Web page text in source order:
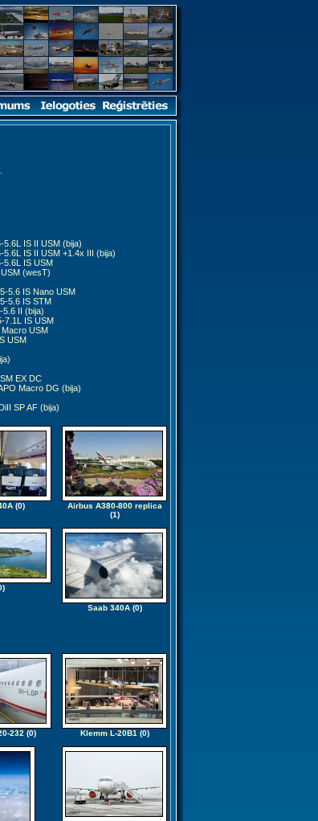
IS II USM (bija)
IS II USM +1.4x III (bija)
5.6L IS USM
(wesT)
5.6 IS Nano USM
5.6 IS STM
5.6 II (bija)
7.1L IS USM
USM
USM
EX DC
Macro DG (bija)
SP AF (bija)
(0)
Airbus A380-800 replica
(1)
Saab 340A(0)
232 (0) Klemm L-20B1 (0)